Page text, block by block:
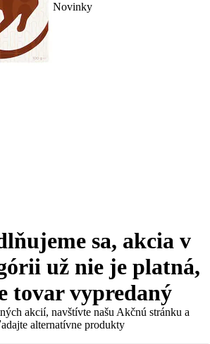
Novinky
sa, akcia v
už nie je platná,
tovar vypredaný
akcií, navštívte našu Akčnú stránku a
alternatívne produkty